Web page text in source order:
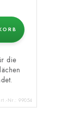
die
Nr.: 99054